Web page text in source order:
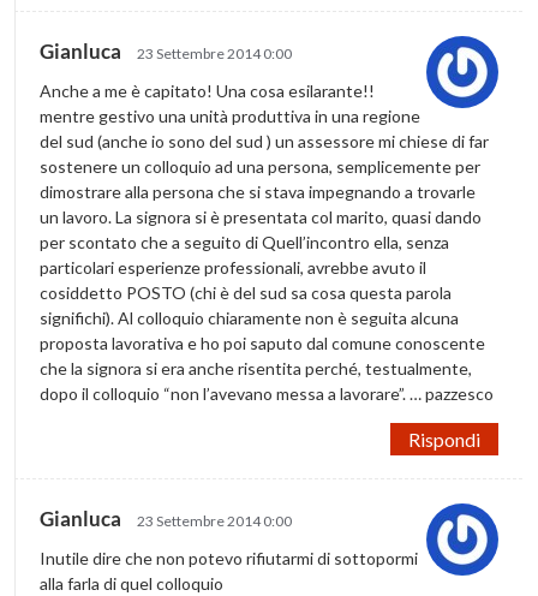
Gianluca 23 Settembre 2014 0:00
Anche a me è capitato! Una cosa esilarante!!
mentre gestivo una unità produttiva in una regione
del sud (anche io sono del sud ) un assessore mi chiese di far
sostenere un colloquio ad una persona, semplicemente per
dimostrare alla persona che si stava impegnando a trovarle
un lavoro. La signora si è presentata col marito, quasi dando
per scontato che a seguito di Quell’incontro ella, senza
particolari esperienze professionali, avrebbe avuto il
cosiddetto POSTO (chi è del sud sa cosa questa parola
significhi). Al colloquio chiaramente non è seguita alcuna
proposta lavorativa e ho poi saputo dal comune conoscente
che la signora si era anche risentita perché, testualmente,
dopo il colloquio “non l’avevano messa a lavorare”. … pazzesco
Rispondi
Gianluca 23 Settembre 2014 0:00
Inutile dire che non potevo rifiutarmi di sottopormi
alla farla di quel colloquio